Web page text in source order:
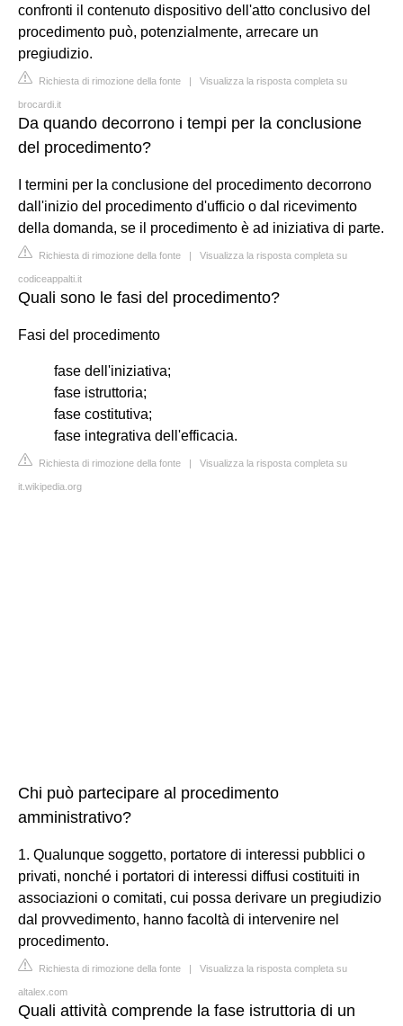
confronti il contenuto dispositivo dell'atto conclusivo del
procedimento può, potenzialmente, arrecare un
pregiudizio.
Richiesta di rimozione della fonte | Visualizza la risposta completa su
brocardi.it
Da quando decorrono i tempi per la conclusione
del procedimento?
I termini per la conclusione del procedimento decorrono
dall'inizio del procedimento d'ufficio o dal ricevimento
della domanda, se il procedimento è ad iniziativa di parte.
Richiesta di rimozione della fonte | Visualizza la risposta completa su
codiceappalti.it
Quali sono le fasi del procedimento?
Fasi del procedimento
fase dell'iniziativa;
fase istruttoria;
fase costitutiva;
fase integrativa dell'efficacia.
Richiesta di rimozione della fonte | Visualizza la risposta completa su
it.wikipedia.org
Chi può partecipare al procedimento
amministrativo?
1. Qualunque soggetto, portatore di interessi pubblici o
privati, nonché i portatori di interessi diffusi costituiti in
associazioni o comitati, cui possa derivare un pregiudizio
dal provvedimento, hanno facoltà di intervenire nel
procedimento.
Richiesta di rimozione della fonte | Visualizza la risposta completa su
altalex.com
Quali attività comprende la fase istruttoria di un